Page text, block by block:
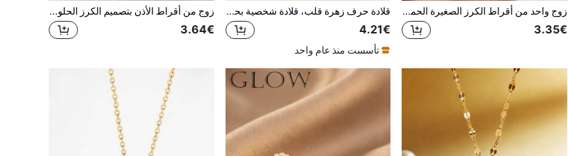
زوج واحد من أقراط الكرز الصغيرة الحمراء البسيطة، مجوهرات أذن عصرية متعددة الاستخدامات مناسبة للفتيات المراهقات للارتداء اليومي والعطلات والإجازات
3.35€
قلادة حرف زهرة قلب، قلادة شخصية بحرف زهرة قلب 26 حرف، مناسبة كهدية عيد ميلاد للفتيات
4.21€
تأسست منذ عام واحد
زوج من أقراط الأذن بتصميم الكرز الحلو والرقيق والمتعدد الاستخدامات، مناسب للفتيات المراهقات للارتداء اليومي والمناسبات
3.64€